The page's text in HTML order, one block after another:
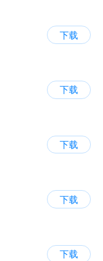
下载
下载
下载
下载
下载